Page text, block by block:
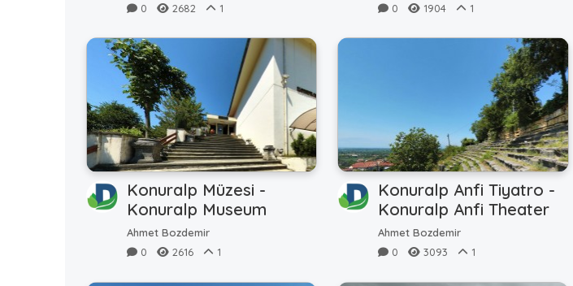
0
2682 1
0
1904 1
Konuralp Müzesi -
Konuralp Museum
Ahmet Bozdemir
0
2616 1
Konuralp Anfi Tiyatro -
Konuralp Anfi Theater
Ahmet Bozdemir
0
3093 1